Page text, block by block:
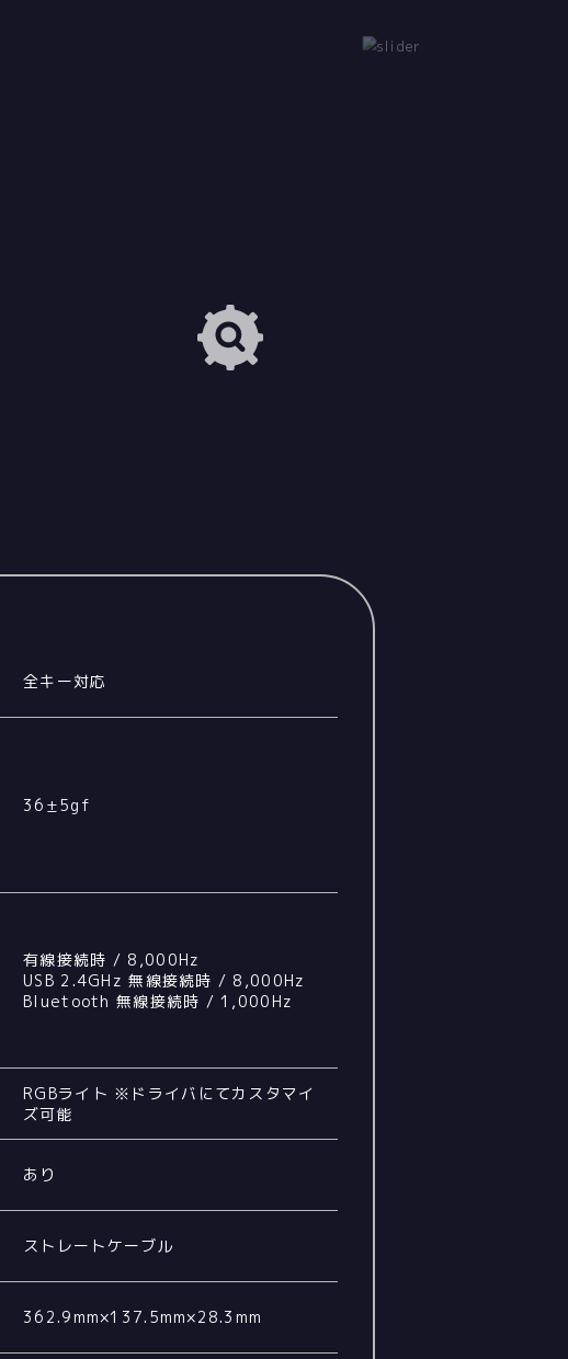
全キー対応
36±5gf
有線接続時 / 8,000Hz
USB 2.4GHz 無線接続時 / 8,000Hz
Bluetooth 無線接続時 / 1,000Hz
RGBライト ※ドライバにてカスタマイ
ズ可能
あり
ストレートケーブル
362.9mm×137.5mm×28.3mm